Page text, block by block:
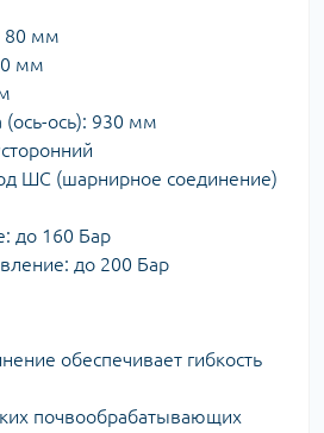
80 мм
мм
ось): 930 мм
ШС (шарнирное соединение)
до 160 Бар
до 200 Бар
обеспечивает гибкость
почвообрабатывающих